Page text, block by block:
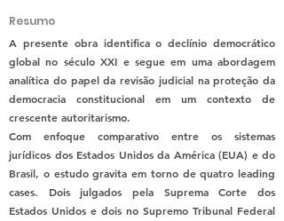
Resumo
A presente obra identifica o declínio democrático
global no século XXI e segue em uma abordagem
analítica do papel da revisão judicial na proteção da
democracia constitucional em um contexto de
crescente autoritarismo.
Com enfoque comparativo entre os sistemas
jurídicos dos Estados Unidos da América (EUA) e do
Brasil, o estudo gravita em torno de quatro leading
cases. Dois julgados pela Suprema Corte dos
Estados Unidos e dois no Supremo Tribunal Federal